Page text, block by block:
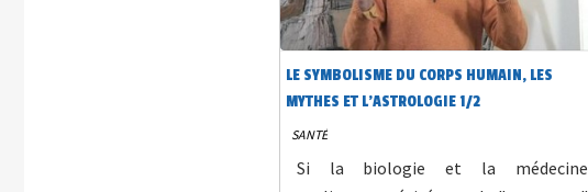
LE SYMBOLISME DU CORPS HUMAIN, LES
MYTHES ET L'ASTROLOGIE 1/2
SANTÉ
Si la biologie et la médecine